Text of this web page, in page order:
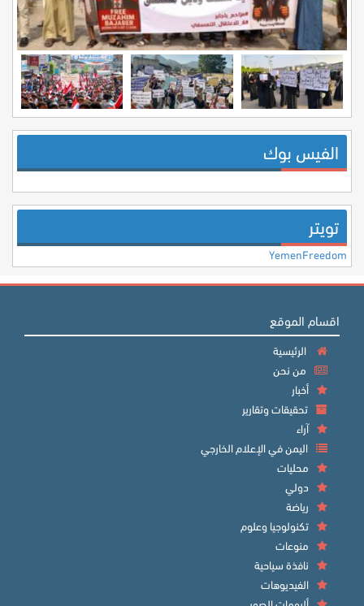
الفيس بوك
تويتر
YemenFreedom
اقسام الموقع
الرئيسية
من نحن
أخبار
تحقيقات وتقارير
آراء
اليمن في الإعلام الخارجي
محليات
دولي
رياضة
تكنولوجيا وعلوم
منوعات
نافذة سياحية
الفيديوهات